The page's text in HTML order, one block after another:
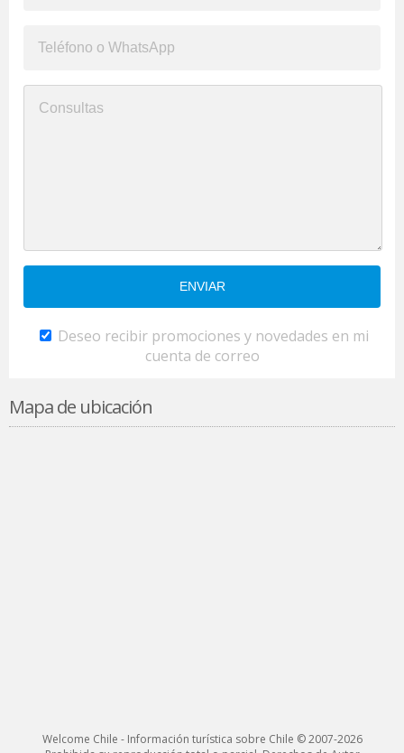
Deseo recibir promociones y novedades en mi
cuenta de correo
Mapa de ubicación
Welcome Chile - Información turística sobre Chile © 2007-2026